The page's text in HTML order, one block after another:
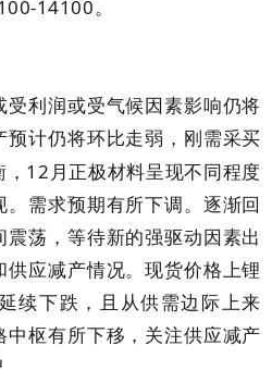
14100。
受利润或受气候因素影响仍将
预计仍将环比走弱，刚需采买
12 月正极材料呈现不同程度
需求预期有所下调。逐渐回
震荡，等待新的强驱动因素出
应减产情况。现货价格上锂
续下跌，且从供需边际上来
中枢有所下移，关注供应减产